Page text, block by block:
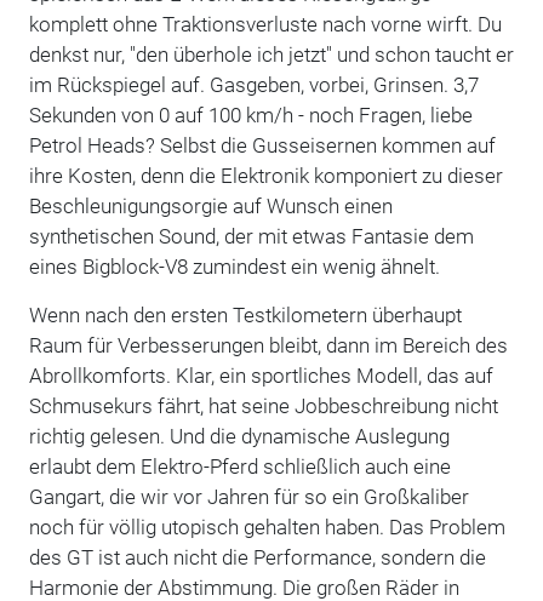
komplett ohne Traktionsverluste nach vorne wirft. Du
denkst nur, "den überhole ich jetzt" und schon taucht er
im Rückspiegel auf. Gasgeben, vorbei, Grinsen. 3,7
Sekunden von 0 auf 100 km/h - noch Fragen, liebe
Petrol Heads? Selbst die Gusseisernen kommen auf
ihre Kosten, denn die Elektronik komponiert zu dieser
Beschleunigungsorgie auf Wunsch einen
synthetischen Sound, der mit etwas Fantasie dem
eines Bigblock-V8 zumindest ein wenig ähnelt.
Wenn nach den ersten Testkilometern überhaupt
Raum für Verbesserungen bleibt, dann im Bereich des
Abrollkomforts. Klar, ein sportliches Modell, das auf
Schmusekurs fährt, hat seine Jobbeschreibung nicht
richtig gelesen. Und die dynamische Auslegung
erlaubt dem Elektro-Pferd schließlich auch eine
Gangart, die wir vor Jahren für so ein Großkaliber
noch für völlig utopisch gehalten haben. Das Problem
des GT ist auch nicht die Performance, sondern die
Harmonie der Abstimmung. Die großen Räder in